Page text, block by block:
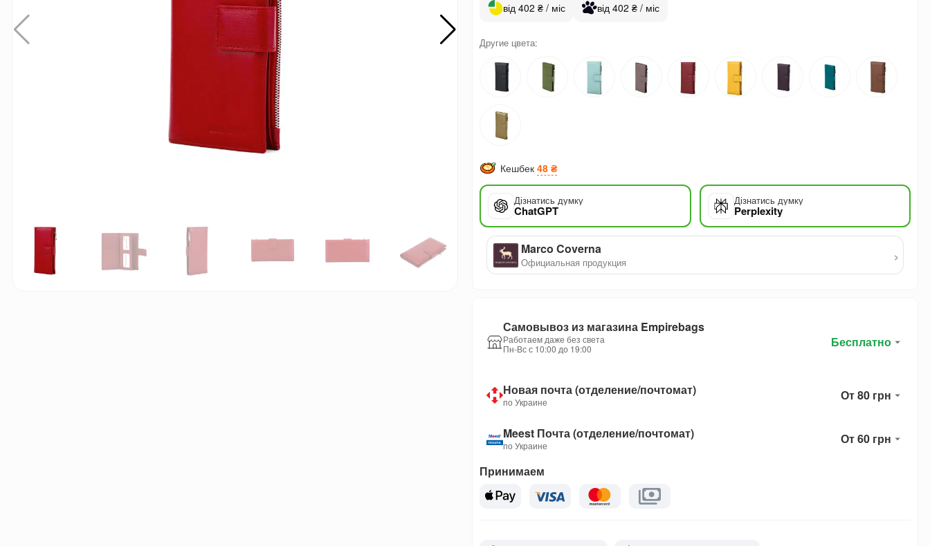
від 402 ₴ / міс від 402 ₴ / міс
Другие цвета:
Кешбек 48 ₴
Дізнатись думку
ChatGPT
Дізнатись думку
Perplexity
Marco Coverna
Официальная продукция ›
Самовывоз из магазина Empirebags
Работаем даже без света
Пн-Вс с 10:00 до 19:00
Бесплатно
Новая почта (отделение/почтомат)
по Украине От 80 грн
Meest Почта (отделение/почтомат)
по Украине От 60 грн
Принимаем